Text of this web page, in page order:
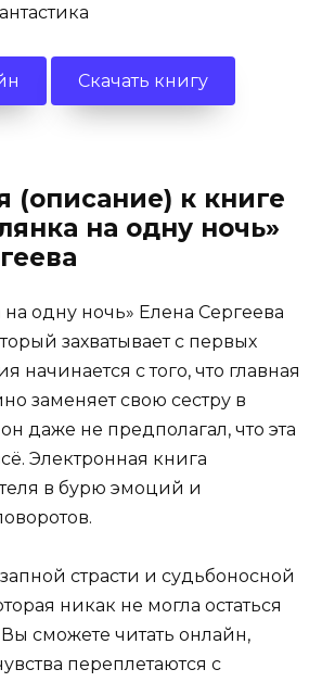
Скачать книгу
(описание) к книге
на одну ночь»
на одну ночь» Елена Сергеева
захватывает с первых
начинается с того, что главная
заменяет свою сестру в
даже не предполагал, что эта
Электронная книга
в бурю эмоций и
страсти и судьбоносной
никак не могла остаться
сможете читать онлайн,
переплетаются с